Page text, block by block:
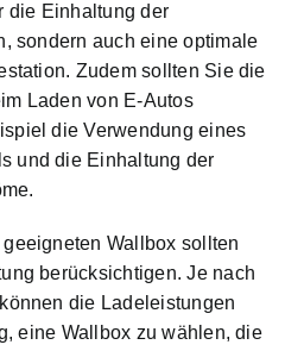
die Einhaltung der
sondern auch eine optimale
Zudem sollten Sie die
Laden von E-Autos
die Verwendung eines
und die Einhaltung der
Wallbox sollten
berücksichtigen. Je nach
die Ladeleistungen
eine Wallbox zu wählen, die